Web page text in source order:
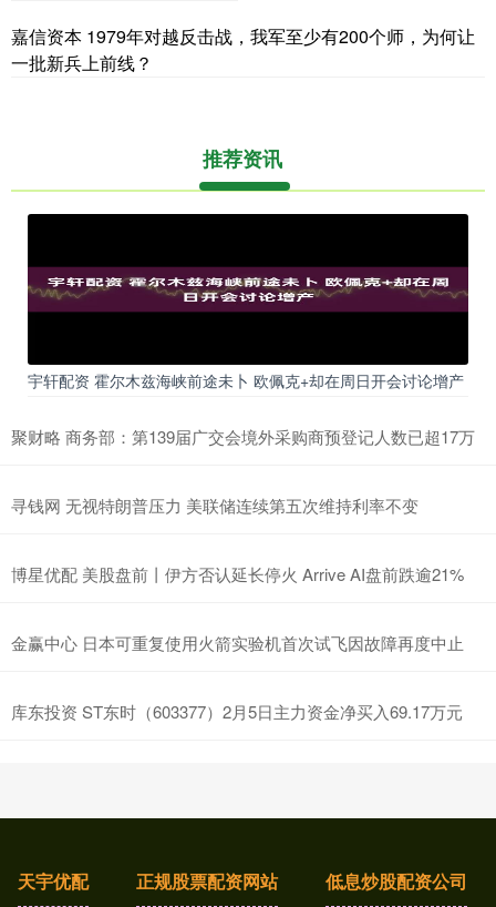
嘉信资本 1979年对越反击战，我军至少有200个师，为何让
一批新兵上前线？
推荐资讯
宇轩配资 霍尔木兹海峡前途未卜 欧佩克+却在周日开会讨论增产
聚财略 商务部：第139届广交会境外采购商预登记人数已超17万
寻钱网 无视特朗普压力 美联储连续第五次维持利率不变
博星优配 美股盘前丨伊方否认延长停火 Arrive AI盘前跌逾21%
金赢中心 日本可重复使用火箭实验机首次试飞因故障再度中止
库东投资 ST东时（603377）2月5日主力资金净买入69.17万元
天宇优配 正规股票配资网站 低息炒股配资公司